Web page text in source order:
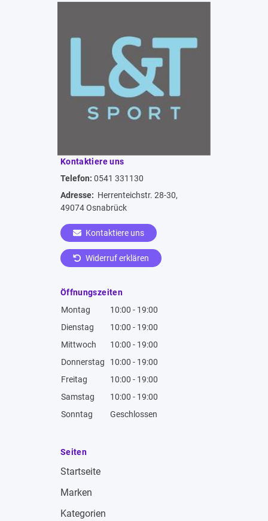
Kontaktiere uns
Telefon: 0541 331130
Adresse: Herrenteichstr. 28-30,
49074 Osnabrück
Kontaktiere uns
Widerruf erklären
Öffnungszeiten
Montag
10:00 - 19:00
Dienstag
10:00 - 19:00
Mittwoch
10:00 - 19:00
Donnerstag
10:00 - 19:00
Freitag
10:00 - 19:00
Samstag
10:00 - 19:00
Sonntag
Geschlossen
Seiten
Startseite
Marken
Kategorien